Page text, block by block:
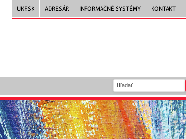
UKF.SK ADRESÁR INFORMAČNÉ SYSTÉMY KONTAKT